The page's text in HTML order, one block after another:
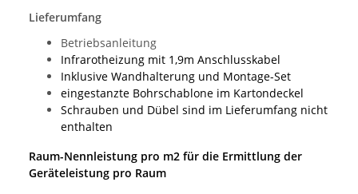
Lieferumfang
Betriebsanleitung
Infrarotheizung mit 1,9m Anschlusskabel
Inklusive Wandhalterung und Montage-Set
eingestanzte Bohrschablone im Kartondeckel
Schrauben und Dübel sind im Lieferumfang nicht
enthalten
Raum-Nennleistung pro m2 für die Ermittlung der
Geräteleistung pro Raum